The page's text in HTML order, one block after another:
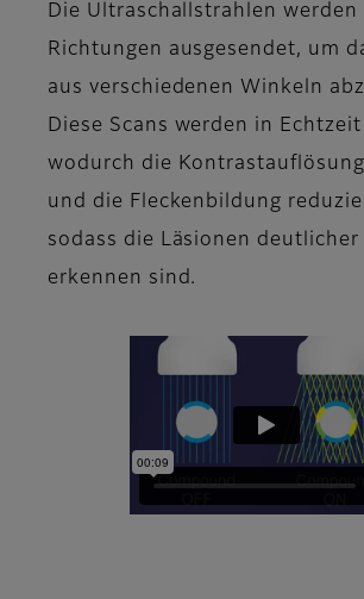
Die Ultraschallstrahlen werden
Richtungen ausgesendet, um
aus verschiedenen Winkeln
Diese Scans werden in
wodurch die
und die Fleckenbildung
sodass die Läsionen deutlicher
erkennen sind.